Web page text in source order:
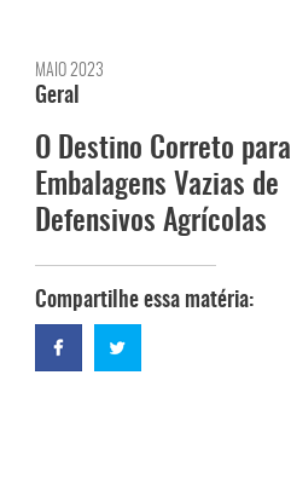
MAIO 2023
Geral
O Destino Correto para
Embalagens Vazias de
Defensivos Agrícolas
Compartilhe essa matéria: